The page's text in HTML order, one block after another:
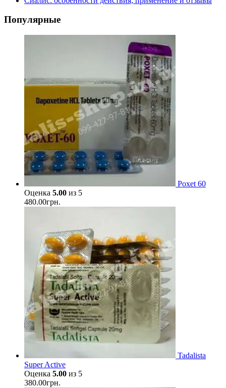
Популярные
Poxet 60
Оценка 5.00 из 5
480.00грн.
Tadalista
Super Active
Оценка 5.00 из 5
380.00грн.